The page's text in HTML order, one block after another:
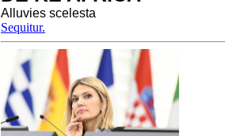
Alluvies scelesta
Sequitur.